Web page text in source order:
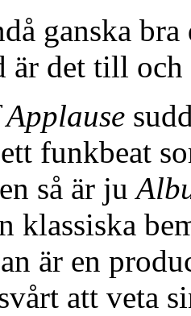
ganska
det till och
funkbeat
så är ju
klassiska
är en
att veta